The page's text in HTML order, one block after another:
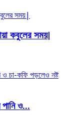
কবুলের সময়|
পানি ও...